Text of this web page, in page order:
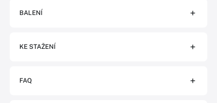
BALENÍ
KE STAŽENÍ
FAQ